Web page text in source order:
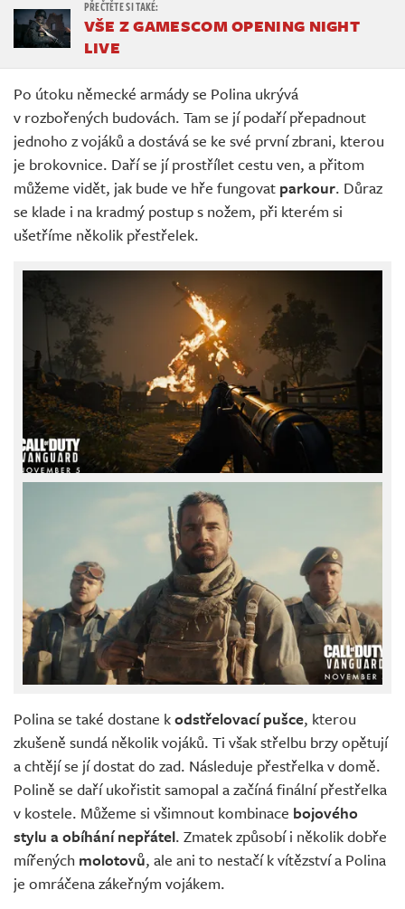
VŠE Z GAMESCOM OPENING NIGHT
LIVE
Po útoku německé armády se Polina ukrývá
v rozbořených budovách. Tam se jí podaří přepadnout
jednoho z vojáků a dostává se ke své první zbrani, kterou
je brokovnice. Daří se jí prostřílet cestu ven, a přitom
můžeme vidět, jak bude ve hře fungovat parkour. Důraz
se klade i na kradmý postup s nožem, při kterém si
ušetříme několik přestřelek.
Polina se také dostane kodstřelovací pušce, kterou
zkušeně sundá několik vojáků. Ti však střelbu brzy opětují
a chtějí se jí dostat do zad. Následuje přestřelka v domě.
Polině se daří ukořistit samopal a začíná finální přestřelka
v kostele. Můžeme si všimnout kombinace bojového
stylu a obíhání nepřátel. Zmatek způsobí i několik dobře
mířených molotovů, ale ani to nestačí k vítězství a Polina
je omráčena zákeřným vojákem.